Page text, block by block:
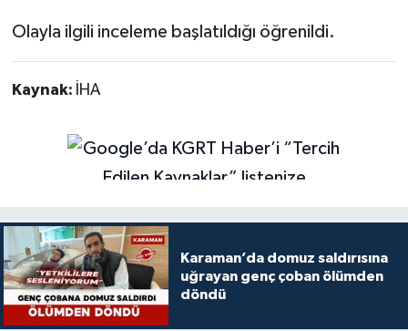
Olayla ilgili inceleme başlatıldığı öğrenildi.
Kaynak: İHA
Karaman’da domuz saldırısına
uğrayan genç çoban ölümden
döndü